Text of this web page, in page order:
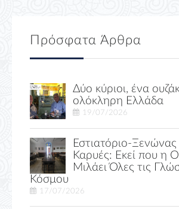
Πρόσφατα Άρθρα
Δύο κύριοι, ένα
ολόκληρη Ελλάδα
19/07/2026
Εστιατόριο-
Καρυές: Εκεί που η
Μιλάει Όλες τις
Κόσμου
17/07/2026